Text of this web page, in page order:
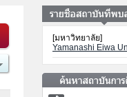
[มหาวิทยาลัย]
Yamanashi Eiwa